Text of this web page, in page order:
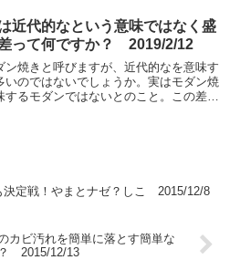
近代的なという意味ではなく盛
って何ですか？ 2019/2/12
焼きと呼びますが、近代的なを意味す
いのではないでしょうか。実はモダン焼
るモダンではないとのこと。この差っ
決定戦！やまとナゼ？しこ 2015/12/8
カビ汚れを簡単に落とす簡単な
2015/12/13